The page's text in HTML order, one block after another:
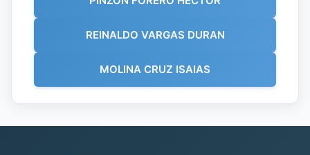
REINALDO VARGAS DURAN
MOLINA CRUZ ISAIAS